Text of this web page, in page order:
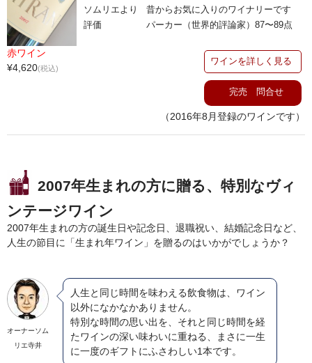
Q&A
当店独自のサービス！
完売ワインのお問合せフォーム
写真添付フォーム
赤ワイン
¥4,620(税込)
ソムリエより
昔からお気に入りのワイナリーです
評価
パーカー（世界的評論家）87〜89点
ワインを詳しく見る
完売 問合せ
（2016年8月登録のワインです）
2007年生まれの方に贈る、特別なヴィ
ンテージワイン
2007年生まれの方の誕生日や記念日、退職祝い、結婚記念日など、
人生の節目に「生まれ年ワイン」を贈るのはいかがでしょうか？
オーナーソム
リエ寺井
人生と同じ時間を味わえる飲食物は、ワイン
以外になかなかありません。
特別な時間の思い出を、それと同じ時間を経
たワインの深い味わいに重ねる、まさに一生
に一度のギフトにふさわしい1本です。